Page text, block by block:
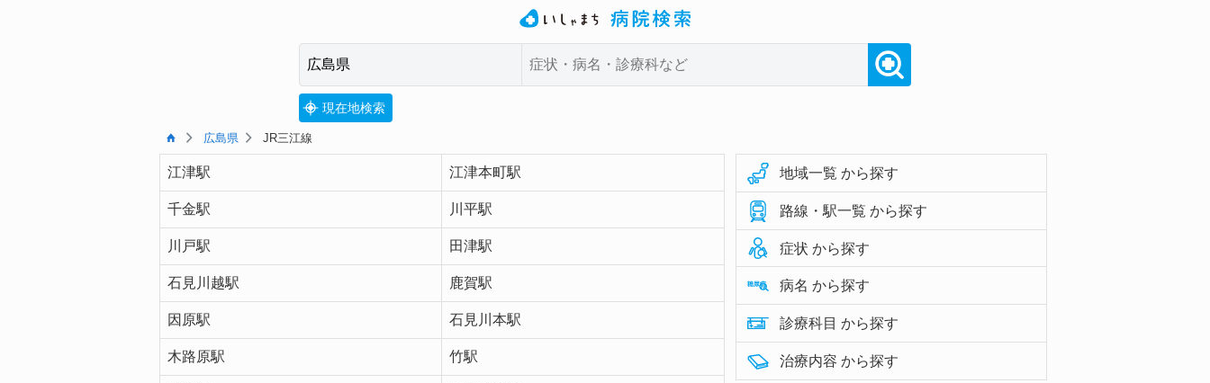
現在地検索
広島県 JR三江線
江津駅 江津本町駅
千金駅 川平駅
川戸駅 田津駅
石見川越駅 鹿賀駅
因原駅 石見川本駅
木路原駅 竹駅
地域一覧 から探す
路線・駅一覧 から探す
症状 から探す
病名 から探す
診療科目 から探す
治療内容 から探す